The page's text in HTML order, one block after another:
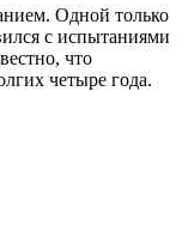
Одной только
с испытаниями
что
четыре года.